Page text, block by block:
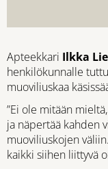
Apteekkari Ilkka
henkilökunnalle
muoviliuskaa
”Ei ole mitään
ja näpertää kahden
muoviliuskojen
kaikki siihen liittyvä